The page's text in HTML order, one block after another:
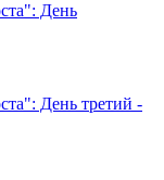
День
День третий -